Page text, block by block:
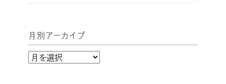
月別アーカイブ
月